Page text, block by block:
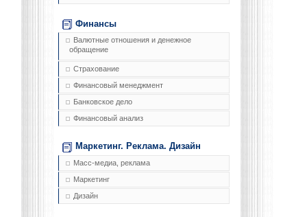
Финансы
Валютные отношения и денежное
обращение
Страхование
Финансовый менеджмент
Банковское дело
Финансовый анализ
Маркетинг. Реклама. Дизайн
Масс-медиа, реклама
Маркетинг
Дизайн